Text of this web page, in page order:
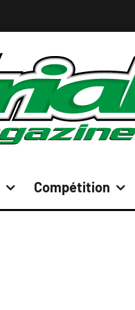
Compétition